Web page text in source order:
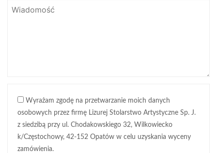
Wyrażam zgodę na przetwarzanie moich danych
osobowych przez firmę Lizurej Stolarstwo Artystyczne Sp. J.
z siedzibą przy ul. Chodakowskiego 32, Wilkowiecko
k/Częstochowy, 42-152 Opatów w celu uzyskania wyceny
zamówienia.